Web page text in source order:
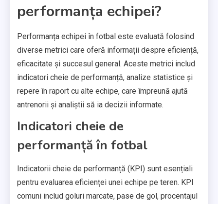
performanța echipei?
Performanța echipei în fotbal este evaluată folosind
diverse metrici care oferă informații despre eficiență,
eficacitate și succesul general. Aceste metrici includ
indicatori cheie de performanță, analize statistice și
repere în raport cu alte echipe, care împreună ajută
antrenorii și analiștii să ia decizii informate.
Indicatori cheie de
performanță în fotbal
Indicatorii cheie de performanță (KPI) sunt esențiali
pentru evaluarea eficienței unei echipe pe teren. KPI
comuni includ goluri marcate, pase de gol, procentajul